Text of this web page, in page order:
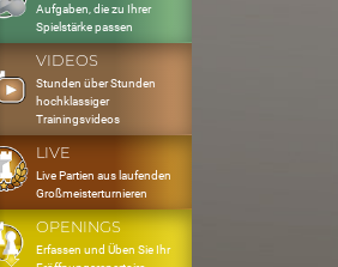
Aufgaben, die zu Ihrer
Spielstärke passen
VIDEOS
Stunden über Stunden
hochklassiger
Trainingsvideos
LIVE
Live Partien aus laufenden
Großmeisterturnieren
OPENINGS
Erfassen und Üben Sie Ihr